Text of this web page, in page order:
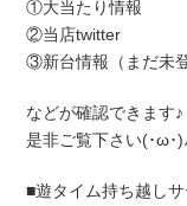
①大当たり情報
②当店twitter
③新台情報（まだ未登
などが確認できます♪
是非ご覧下さい(･ω･)
■遊タイム持ち越し